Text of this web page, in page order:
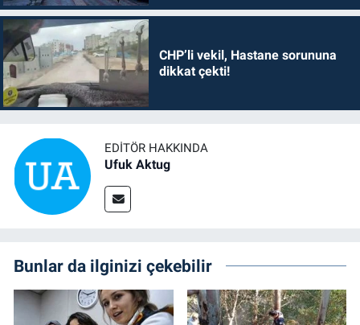
CHP’li vekil, Hastane sorununa
dikkat çekti!
EDITÖR HAKKINDA
Ufuk Aktug
Bunlar da ilginizi çekebilir